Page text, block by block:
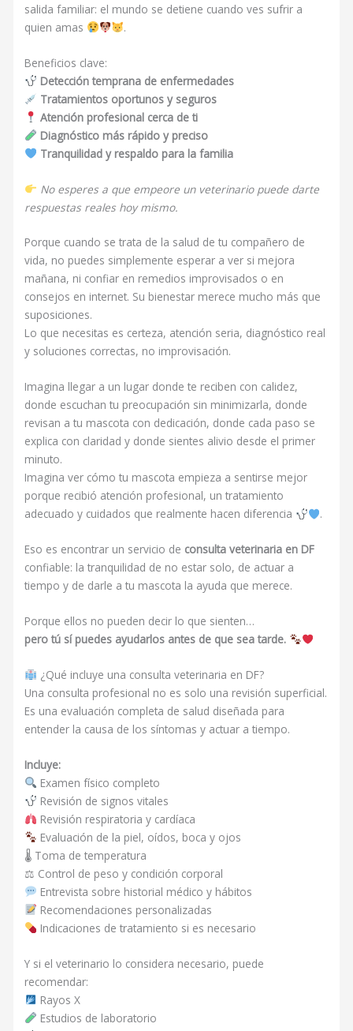
salida familiar: el mundo se detiene cuando ves sufrir a
quien amas
.
Beneficios clave:
Detección temprana de enfermedades
Tratamientos oportunos y seguros
Atención profesional cerca de ti
Diagnóstico más rápido y preciso
Tranquilidad y respaldo para la familia
No esperes a que empeore un veterinario puede darte
respuestas reales hoy mismo.
Porque cuando se trata de la salud de tu compañero de
vida, no puedes simplemente esperar a ver si mejora
mañana, ni confiar en remedios improvisados o en
consejos en internet. Su bienestar merece mucho más que
suposiciones.
Lo que necesitas es certeza, atención seria, diagnóstico real
y soluciones correctas, no improvisación.
Imagina llegar a un lugar donde te reciben con calidez,
donde escuchan tu preocupación sin minimizarla, donde
revisan a tu mascota con dedicación, donde cada paso se
explica con claridad y donde sientes alivio desde el primer
minuto.
Imagina ver cómo tu mascota empieza a sentirse mejor
porque recibió atención profesional, un tratamiento
adecuado y cuidados que realmente hacen diferencia
.
Eso es encontrar un servicio de consulta veterinaria en DF
confiable: la tranquilidad de no estar solo, de actuar a
tiempo y de darle a tu mascota la ayuda que merece.
Porque ellos no pueden decir lo que sienten…
pero tú sí puedes ayudarlos antes de que sea tarde.
¿Qué incluye una consulta veterinaria en DF?
Una consulta profesional no es solo una revisión superficial.
Es una evaluación completa de salud diseñada para
entender la causa de los síntomas y actuar a tiempo.
Incluye:
Examen físico completo
Revisión de signos vitales
Revisión respiratoria y cardíaca
Evaluación de la piel, oídos, boca y ojos
🌡 Toma de temperatura
⚖ Control de peso y condición corporal
Entrevista sobre historial médico y hábitos
Recomendaciones personalizadas
Indicaciones de tratamiento si es necesario
Y si el veterinario lo considera necesario, puede
recomendar:
Rayos X
Estudios de laboratorio